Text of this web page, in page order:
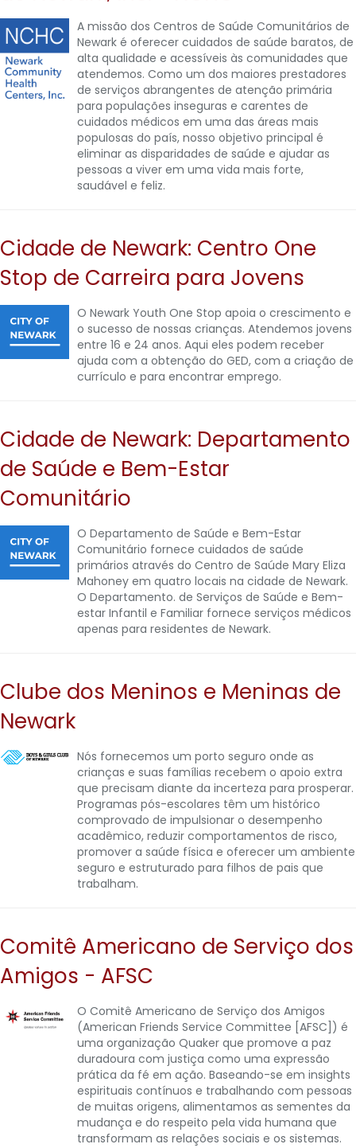
A missão dos Centros de Saúde Comunitários de
Newark é oferecer cuidados de saúde baratos, de
alta qualidade e acessíveis às comunidades que
atendemos. Como um dos maiores prestadores
de serviços abrangentes de atenção primária
para populações inseguras e carentes de
cuidados médicos em uma das áreas mais
populosas do país, nosso objetivo principal é
eliminar as disparidades de saúde e ajudar as
pessoas a viver em uma vida mais forte,
saudável e feliz.
Cidade de Newark: Centro One
Stop de Carreira para Jovens
O Newark Youth One Stop apoia o crescimento e
o sucesso de nossas crianças. Atendemos jovens
entre 16 e 24 anos. Aqui eles podem receber
ajuda com a obtenção do GED, com a criação de
currículo e para encontrar emprego.
Cidade de Newark: Departamento
de Saúde e Bem-Estar
Comunitário
O Departamento de Saúde e Bem-Estar
Comunitário fornece cuidados de saúde
primários através do Centro de Saúde Mary Eliza
Mahoney em quatro locais na cidade de Newark.
O Departamento. de Serviços de Saúde e Bem-
estar Infantil e Familiar fornece serviços médicos
apenas para residentes de Newark.
Clube dos Meninos e Meninas de
Newark
Nós fornecemos um porto seguro onde as
crianças e suas famílias recebem o apoio extra
que precisam diante da incerteza para prosperar.
Programas pós-escolares têm um histórico
comprovado de impulsionar o desempenho
acadêmico, reduzir comportamentos de risco,
promover a saúde física e oferecer um ambiente
seguro e estruturado para filhos de pais que
trabalham.
Comitê Americano de Serviço dos
Amigos - AFSC
O Comitê Americano de Serviço dos Amigos
(American Friends Service Committee [AFSC]) é
uma organização Quaker que promove a paz
duradoura com justiça como uma expressão
prática da fé em ação. Baseando-se em insights
espirituais contínuos e trabalhando com pessoas
de muitas origens, alimentamos as sementes da
mudança e do respeito pela vida humana que
transformam as relações sociais e os sistemas.